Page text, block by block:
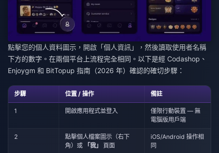
點擊您的個人資料圖示，開啟「個人資訊」，然後讀取使用者名稱
下方的數字。在兩個平台上流程完全相同。以下是經 Codashop、
Enjoygm 和 BitTopup 指南（2026 年）確認的確切步驟：
步驟 位置 / 操作 備註
1 開啟應用程式並登入
僅限行動裝置 — 無
電腦版用戶端
2
點擊個人檔案圖示（右下
角）或
「我」 頁面
iOS/Android 操作相
同